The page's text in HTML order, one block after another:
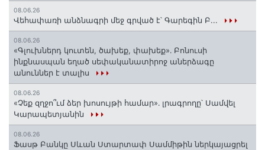
08.06.26
Վեհափառի անձնագրի մեջ գրված է՝ Գարեգին Բ...
08.06.26
«Գլուխներդ կուտեն, ծախեք, փախեք»․ Բոնուսի
ինքնասպան եղած սեփականատիրոջ աներձագը
անուններ է տալիս
08.06.26
«Չեք զղջո՞ւմ ձեր խոսույթի համար»․ լրագրողը՝ Սամվել
Կարապետյանին
08.06.26
Ֆասթ Բանկը Սևան Ստարտափ Սամմիթին ներկայացրել